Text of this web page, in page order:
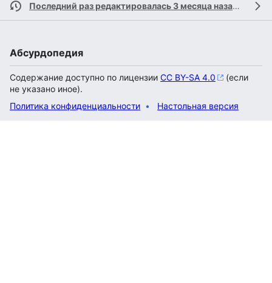
Последний раз редактировалась 3 месяца назад
Абсурдопедия
Содержание доступно по лицензии CC BY-SA 4.0
(если
не указано иное).
Политика конфиденциальности
Настольная версия